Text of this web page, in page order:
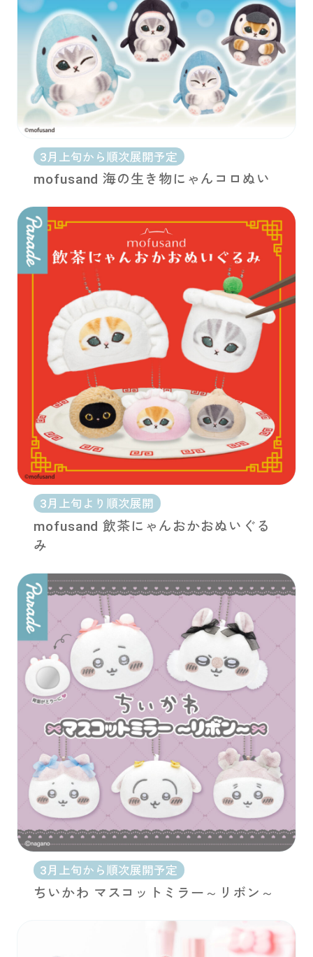
3月上旬から順次展開予定
mofusand 海の生き物にゃんコロぬい
3月上旬より順次展開
mofusand 飲茶にゃんおかおぬいぐる
み
3月上旬から順次展開予定
ちいかわ マスコットミラー～リボン～